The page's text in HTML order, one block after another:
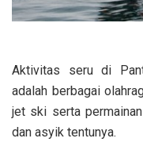
Aktivitas seru di
adalah berbagai
jet ski serta
dan asyik tentunya.